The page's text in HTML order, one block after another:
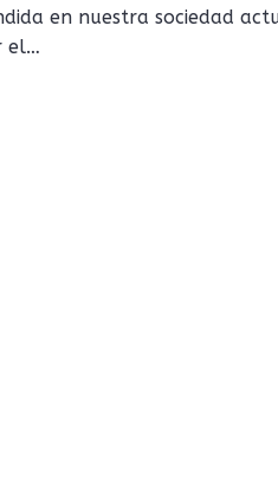
en nuestra sociedad
el…